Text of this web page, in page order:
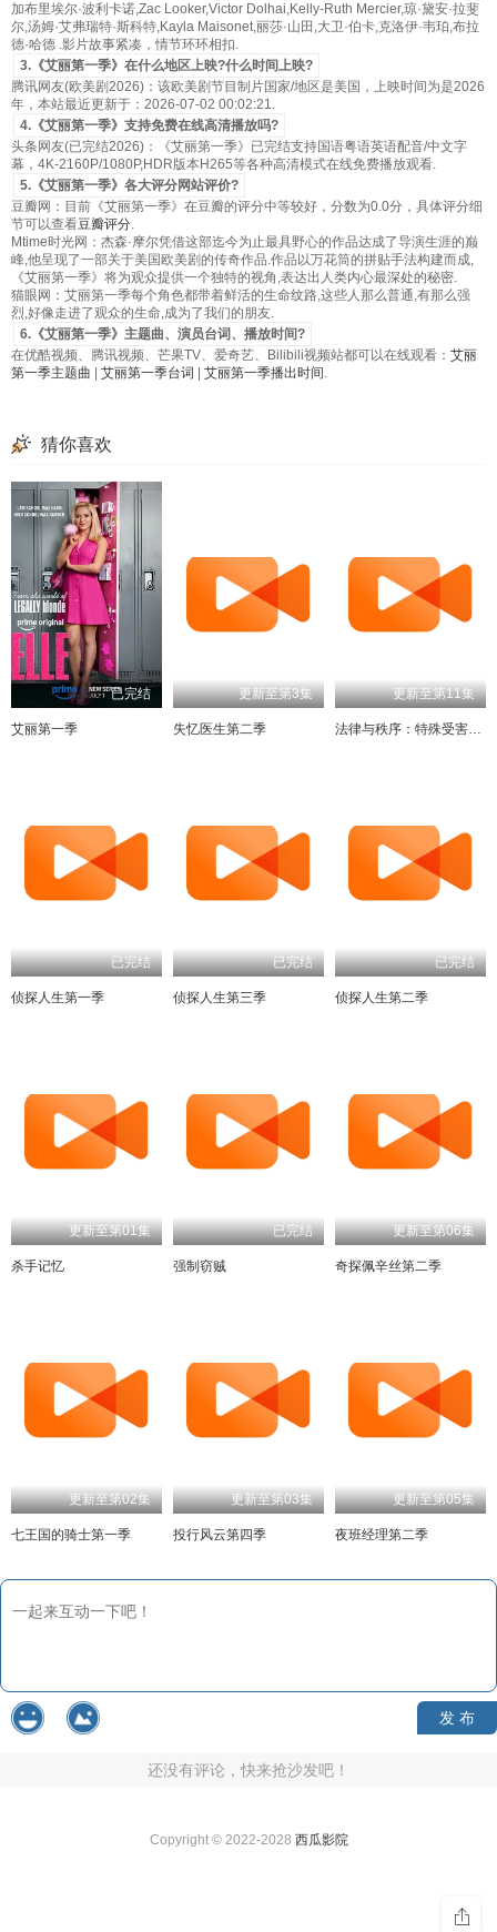
加布里埃尔·波利卡诺,Zac Looker,Victor Dolhai,Kelly-Ruth Mercier,琼·黛安·拉斐
尔,汤姆·艾弗瑞特·斯科特,Kayla Maisonet,丽莎·山田,大卫·伯卡,克洛伊·韦珀,布拉
德·哈德 .影片故事紧凑，情节环环相扣.
3.《艾丽第一季》在什么地区上映?什么时间上映?
腾讯网友(欧美剧2026)：该欧美剧节目制片国家/地区是美国，上映时间为是2026
年，本站最近更新于：2026-07-02 00:02:21.
4.《艾丽第一季》支持免费在线高清播放吗?
头条网友(已完结2026)：《艾丽第一季》已完结支持国语粤语英语配音/中文字
幕，4K-2160P/1080P,HDR版本H265等各种高清模式在线免费播放观看.
5.《艾丽第一季》各大评分网站评价?
豆瓣网：目前《艾丽第一季》在豆瓣的评分中等较好，分数为0.0分，具体评分细
节可以查看豆瓣评分.
Mtime时光网：杰森·摩尔凭借这部迄今为止最具野心的作品达成了导演生涯的巅
峰,他呈现了一部关于美国欧美剧的传奇作品.作品以万花筒的拼贴手法构建而成,
《艾丽第一季》将为观众提供一个独特的视角,表达出人类内心最深处的秘密.
猫眼网：艾丽第一季每个角色都带着鲜活的生命纹路,这些人那么普通,有那么强
烈,好像走进了观众的生命,成为了我们的朋友.
6.《艾丽第一季》主题曲、演员台词、播放时间?
在优酷视频、腾讯视频、芒果TV、爱奇艺、Bilibili视频站都可以在线观看： 艾丽
第一季主题曲
艾丽第一季台词 艾丽第一季播出时间 .
猜你喜欢
已完结
艾丽第一季
更新至第3集
失忆医生第二季
更新至第11集
法律与秩序：特殊受害者第二十七季
已完结
侦探人生第一季
已完结
侦探人生第三季
已完结
侦探人生第二季
更新至第01集
杀手记忆
已完结
强制窃贼
更新至第06集
奇探佩辛丝第二季
更新至第02集
七王国的骑士第一季
更新至第03集
投行风云第四季
更新至第05集
夜班经理第二季
发 布
还没有评论，快来抢沙发吧！
Copyright © 2022-2028 西瓜影院